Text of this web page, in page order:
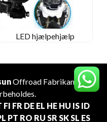
LED hjælpehjælp
Offroad Fabrikant . Alle
FI FR DE EL HE HU IS ID
PT RO RU SR SKSL ES